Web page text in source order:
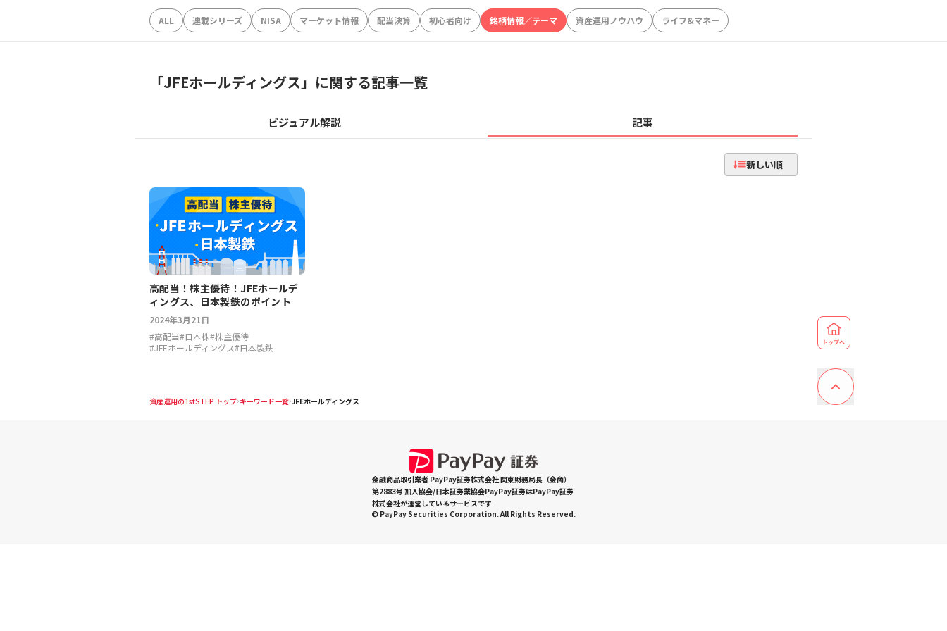
ALL 連載シリーズ NISA マーケット情報 配当決算 初心者向け 銘柄情報／テーマ 資産運用ノウハウ ライフ&マネー
「JFEホールディングス」に関する記事一覧
ビジュアル解説 記事
新しい順
高配当！株主優待！JFEホールデ
ィングス、日本製鉄のポイント
2024年3月21日
#高配当#日本株#株主優待
#JFEホールディングス#日本製鉄
資産運用の1stSTEP トップ キーワード一覧 JFEホールディングス
金融商品取引業者 PayPay証券株式会社 関東財務局長（金商）
第2883号 加入協会/日本証券業協会PayPay証券はPayPay証券
株式会社が運営しているサービスです
© PayPay Securities Corporation. All Rights Reserved.